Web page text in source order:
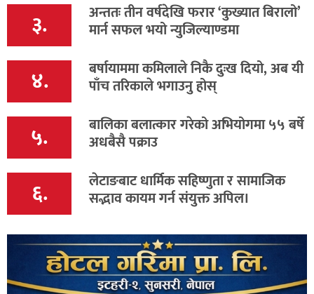
३. अन्ततः तीन वर्षदेखि फरार ‘कुख्यात बिरालो’
मार्न सफल भयो न्युजिल्याण्डमा
४. बर्षायाममा कमिलाले निकै दुःख दियो, अब यी
पाँच तरिकाले भगाउनु होस्
५. बालिका बलात्कार गरेको अभियोगमा ५५ बर्षे
अधबैसै पक्राउ
६. लेटाङबाट धार्मिक सहिष्णुता र सामाजिक
सद्भाव कायम गर्न संयुक्त अपिल।